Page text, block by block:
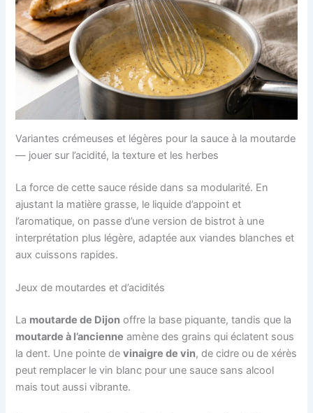
Variantes crémeuses et légères pour la sauce à la moutarde
— jouer sur l’acidité, la texture et les herbes
La force de cette sauce réside dans sa modularité. En
ajustant la matière grasse, le liquide d’appoint et
l’aromatique, on passe d’une version de bistrot à une
interprétation plus légère, adaptée aux viandes blanches et
aux cuissons rapides.
Jeux de moutardes et d’acidités
La moutarde de Dijon offre la base piquante, tandis que la
moutarde à l’ancienne amène des grains qui éclatent sous
la dent. Une pointe devinaigre de vin, de cidre ou de xérès
peut remplacer le vin blanc pour une sauce sans alcool
mais tout aussi vibrante.